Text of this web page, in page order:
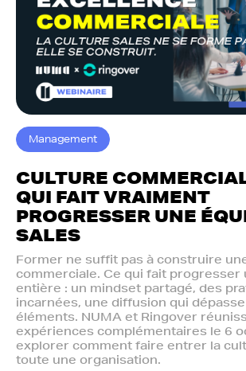
Management
CULTURE
QUI FAIT VRAIMENT
PROGRESSER UNE
SALES
Former ne suffit pas à construire
commerciale. Ce qui fait progresser
entière : un mindset partagé, des
incarnées, une diffusion qui
éléments. NUMA et Ringover
expériences complémentaires le 6
explorer comment faire entrer la
toute une organisation.